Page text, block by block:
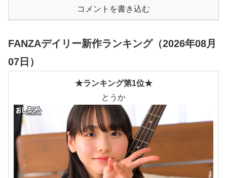
コメントを書き込む
FANZAデイリー新作ランキング（2026年08月
07日）
★ランキング第1位★
とうか